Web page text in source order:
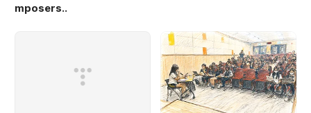
mposers..